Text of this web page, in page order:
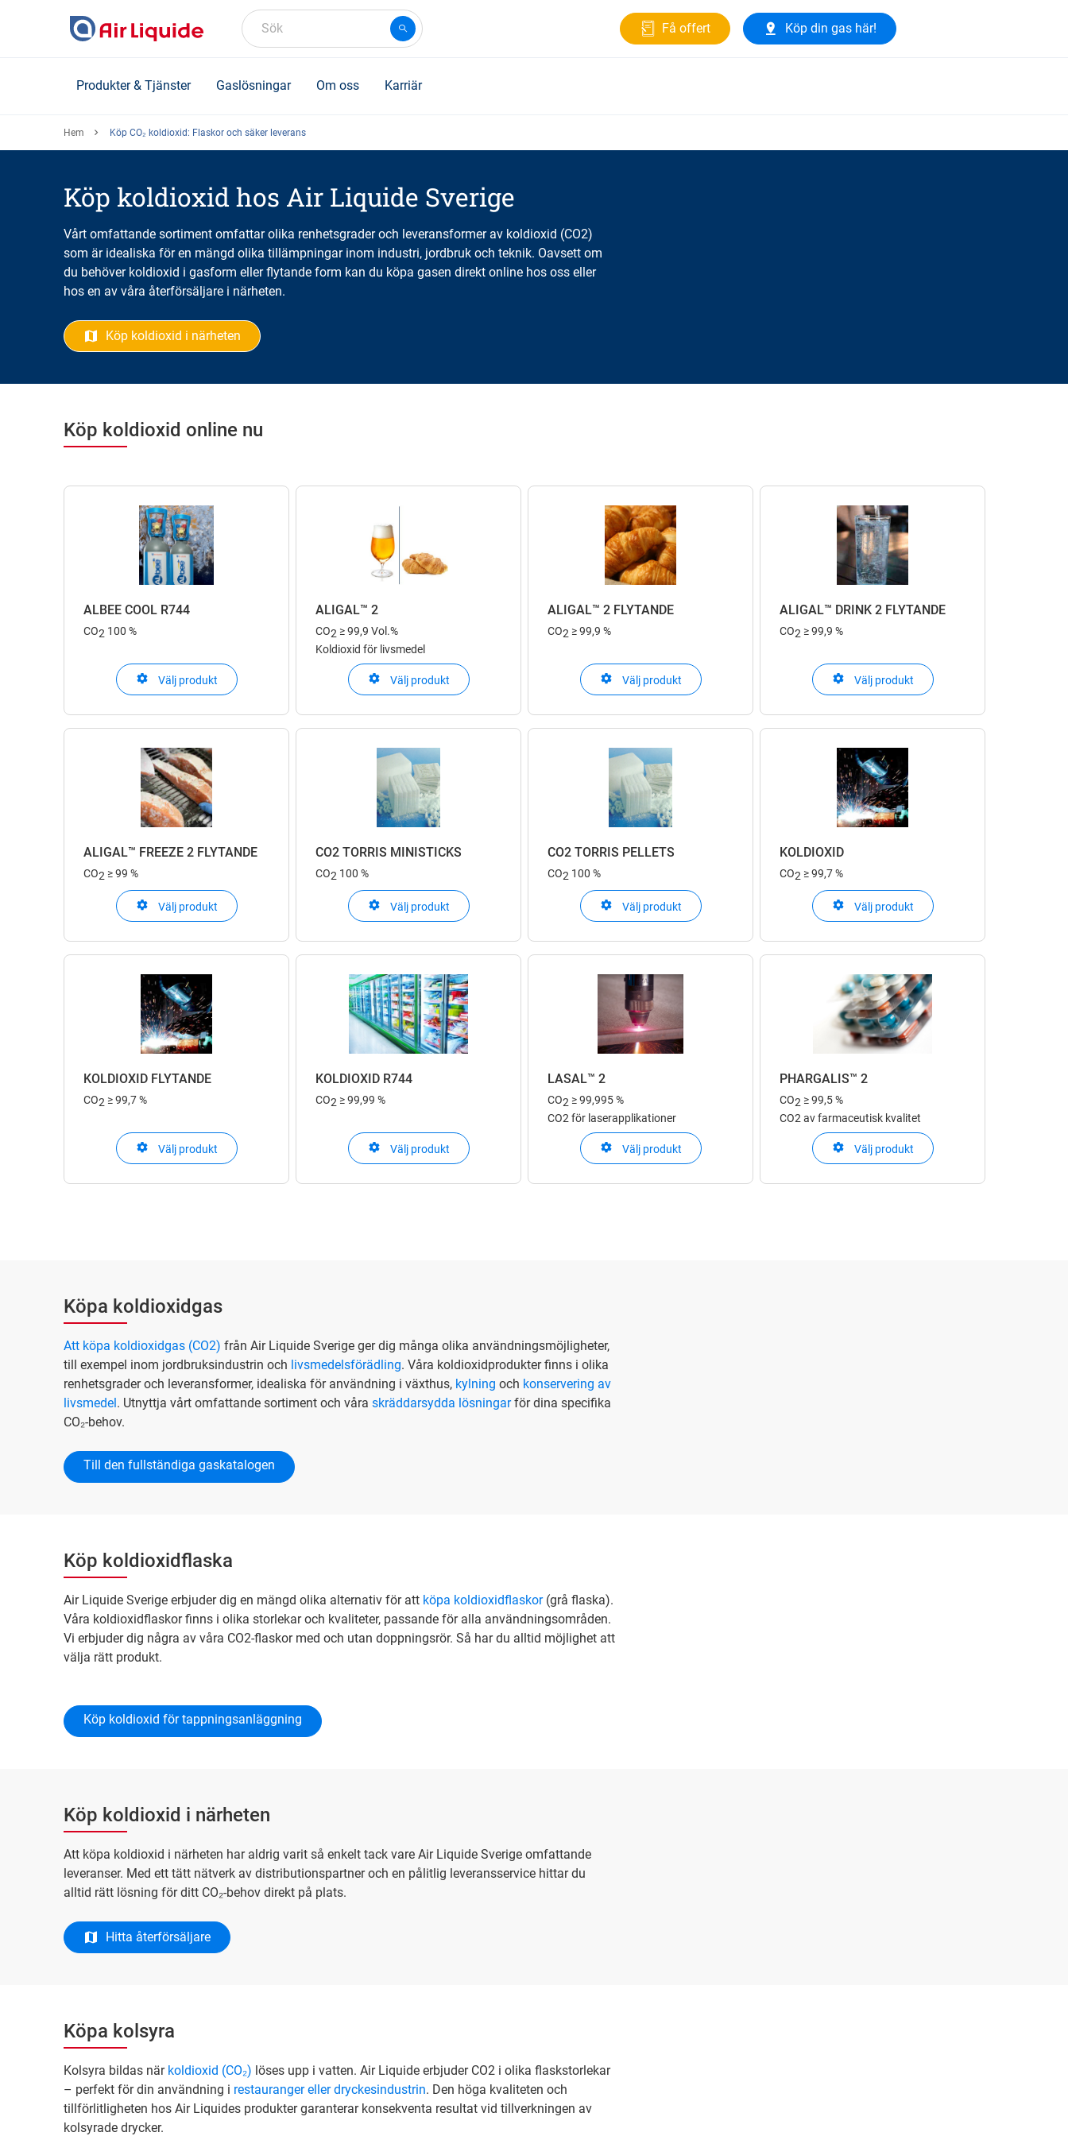
Sök Få offert Köp din gas här!
Produkter & Tjänster Gaslösningar Om oss Karriär
Hem Köp CO₂ koldioxid: Flaskor och säker leverans
Köp koldioxid hos Air Liquide Sverige
Vårt omfattande sortiment omfattar olika renhetsgrader och leveransformer av koldioxid (CO2)
som är idealiska för en mängd olika tillämpningar inom industri, jordbruk och teknik. Oavsett om
du behöver koldioxid i gasform eller flytande form kan du köpa gasen direkt online hos oss eller
hos en av våra återförsäljare i närheten.
Köp koldioxid i närheten
Köp koldioxid online nu
ALBEE COOL R744
CO2 100 %
Välj produkt
ALIGAL™ 2
CO2 ≥ 99,9 Vol.%
Koldioxid för livsmedel
Välj produkt
ALIGAL™ 2 FLYTANDE
CO2 ≥ 99,9 %
Välj produkt
ALIGAL™ DRINK 2 FLYTANDE
CO2 ≥ 99,9 %
Välj produkt
ALIGAL™ FREEZE 2 FLYTANDE
CO2 ≥ 99 %
Välj produkt
CO2 TORRIS MINISTICKS
CO2 100 %
Välj produkt
CO2 TORRIS PELLETS
CO2 100 %
Välj produkt
KOLDIOXID
CO2 ≥ 99,7 %
Välj produkt
KOLDIOXID FLYTANDE
CO2 ≥ 99,7 %
Välj produkt
KOLDIOXID R744
CO2 ≥ 99,99 %
Välj produkt
LASAL™ 2
CO2 ≥ 99,995 %
CO2 för laserapplikationer
Välj produkt
PHARGALIS™ 2
CO2 ≥ 99,5 %
CO2 av farmaceutisk kvalitet
Välj produkt
Köpa koldioxidgas
Att köpa koldioxidgas (CO2) från Air Liquide Sverige ger dig många olika användningsmöjligheter,
till exempel inom jordbruksindustrin och livsmedelsförädling. Våra koldioxidprodukter finns i olika
renhetsgrader och leveransformer, idealiska för användning i växthus, kylning och konservering av
livsmedel. Utnyttja vårt omfattande sortiment och våra skräddarsydda lösningarför dina specifika
CO₂-behov.
Till den fullständiga gaskatalogen
Köp koldioxidflaska
Air Liquide Sverige erbjuder dig en mängd olika alternativ för att köpa koldioxidflaskor(grå flaska).
Våra koldioxidflaskor finns i olika storlekar och kvaliteter, passande för alla användningsområden.
Vi erbjuder dig några av våra CO2-flaskor med och utan doppningsrör. Så har du alltid möjlighet att
välja rätt produkt.
Köp koldioxid för tappningsanläggning
Köp koldioxid i närheten
Att köpa koldioxid i närheten har aldrig varit så enkelt tack vare Air Liquide Sverige omfattande
leveranser. Med ett tätt nätverk av distributionspartner och en pålitlig leveransservice hittar du
alltid rätt lösning för ditt CO₂-behov direkt på plats.
Hitta återförsäljare
Köpa kolsyra
Kolsyra bildas när koldioxid (CO₂) löses upp i vatten. Air Liquide erbjuder CO2 i olika flaskstorlekar
– perfekt för din användning i restauranger eller dryckesindustrin. Den höga kvaliteten och
tillförlitligheten hos Air Liquides produkter garanterar konsekventa resultat vid tillverkningen av
kolsyrade drycker.